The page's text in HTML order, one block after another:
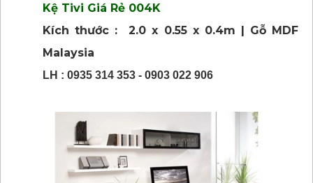
Kệ Tivi Giá Rẻ 004K
Kích thước : 2.0 x 0.55 x 0.4m | Gỗ MDF
Malaysia
LH : 0935 314 353 - 0903 022 906